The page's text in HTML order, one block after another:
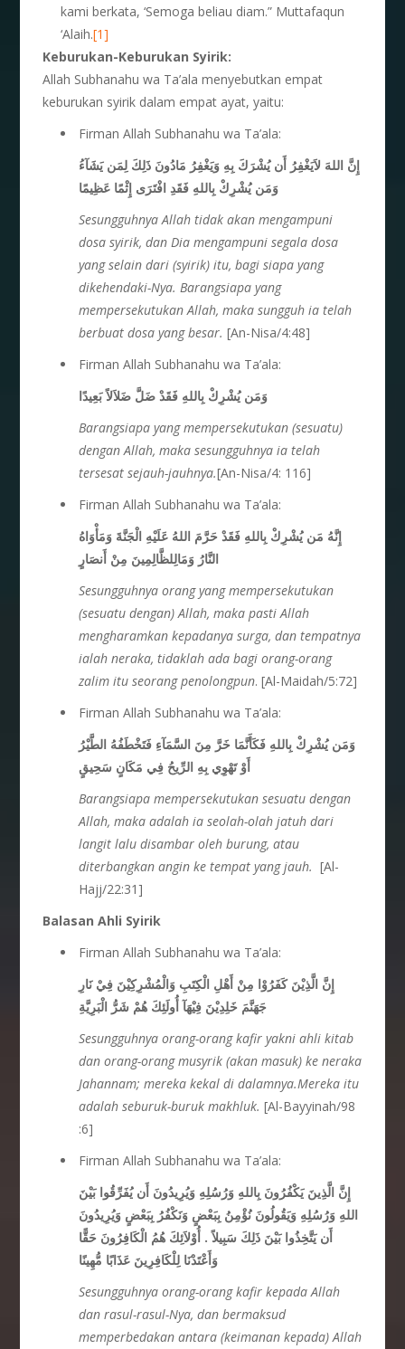
kami berkata, ‘Semoga beliau diam.” Muttafaqun
‘Alaih.[1]
Keburukan-Keburukan Syirik:
Allah Subhanahu wa Ta’ala menyebutkan empat
keburukan syirik dalam empat ayat, yaitu:
Firman Allah Subhanahu wa Ta’ala:
إِنَّ اللهَ لاَيَغْفِرُ أَن يُشْرَكَ بِهِ وَيَغْفِرُ مَادُونَ ذَلِكَ لِمَن يَشَآءُ
Sesungguhnya Allah tidak akan mengampuni
dosa syirik, dan Dia mengampuni segala dosa
yang selain dari (syirik) itu, bagi siapa yang
dikehendaki-Nya. Barangsiapa yang
mempersekutukan Allah, maka sungguh ia telah
berbuat dosa yang besar. [An-Nisa/4:48]
Firman Allah Subhanahu wa Ta’ala:
وَمَن يُشْرِكْ بِاللهِ فَقَدْ ضَلَّ ضَلاَلاً بَعِيدًا
Barangsiapa yang mempersekutukan (sesuatu)
dengan Allah, maka sesungguhnya ia telah
tersesat sejauh-jauhnya.[An-Nisa/4: 116]
Firman Allah Subhanahu wa Ta’ala:
إِنَّهُ مَن يُشْرِكْ بِاللهِ فَقَدْ حَرَّمَ اللهُ عَلَيْهِ الْجَنَّةَ وَمَأْوَاهُ
النَّارُ وَمَالِلظَّالِمِينَ مِنْ أَنصَارٍ
Sesungguhnya orang yang mempersekutukan
(sesuatu dengan) Allah, maka pasti Allah
mengharamkan kepadanya surga, dan tempatnya
ialah neraka, tidaklah ada bagi orang-orang
zalim itu seorang penolongpun. [Al-Maidah/5:72]
Firman Allah Subhanahu wa Ta’ala:
وَمَن يُشْرِكْ بِاللهِ فَكَأَنَّمَا خَرَّ مِنَ السَّمَآءِ فَتَخْطَفُهُ الطَّيْرُ
أَوْ تَهْوِي بِهِ الرِّيحُ فِي مَكَانٍ سَحِيقٍ
Barangsiapa mempersekutukan sesuatu dengan
Allah, maka adalah ia seolah-olah jatuh dari
langit lalu disambar oleh burung, atau
diterbangkan angin ke tempat yang jauh. [Al-
Hajj/22:31]
Balasan Ahli Syirik
Firman Allah Subhanahu wa Ta’ala:
إِنَّ الَّذِيْنَ كَفَرُوْا مِنْ أَهْلِ الْكِتَبِ وَالْمُشْرِكِيْنَ فِيْ نَارِ
جَهَنَّمَ خَلِدِيْنَ فِيْهَآ أُولَئِكَ هُمْ شَرُّ الْبَرِيَّةِ
Sesungguhnya orang-orang kafir yakni ahli kitab
dan orang-orang musyrik (akan masuk) ke neraka
Jahannam; mereka kekal di dalamnya.Mereka itu
adalah seburuk-buruk makhluk.[Al-Bayyinah/98
:6]
Firman Allah Subhanahu wa Ta’ala:
إِنَّ الَّذِينَ يَكْفُرُونَ بِاللهِ وَرُسُلِهِ وَيُرِيدُونَ أَن يُفَرِّقُوا بَيْنَ
اللهِ وَرُسُلِهِ وَيَقُولُونَ نُؤْمِنُ بِبَعْضٍ وَنَكْفُرُ بِبَعْضٍ وَيُرِيدُونَ
أَن يَتَّخِذُوا بَيْنَ ذَلِكَ سَبِيلاً . أُوْلاَئِكَ هُمُ الْكَافِرُونَ حَقًّا
وَأَعْتَدْنَا لِلْكَافِرِينَ عَذَابًا مُّهِينًا
Sesungguhnya orang-orang kafir kepada Allah
dan rasul-rasul-Nya, dan bermaksud
memperbedakan antara (keimanan kepada) Allah